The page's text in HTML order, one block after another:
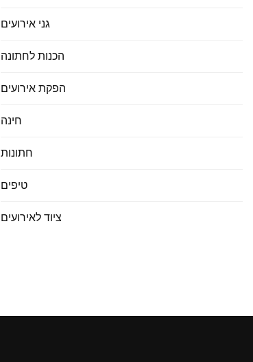
גני אירועים
הכנות לחתונה
הפקת אירועים
חינה
חתונות
טיפים
ציוד לאירועים